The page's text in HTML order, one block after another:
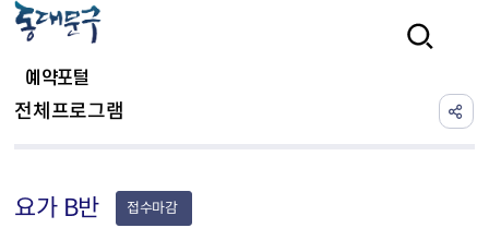
예약포털
전체프로그램
요가 B반 접수마감